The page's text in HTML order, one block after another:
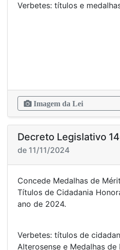
Verbetes: títulos
Imagem da Lei
Decreto Legislativo
de 11/11/2024
Concede Medalhas de
Títulos de Cidadania
ano de
Verbetes: títulos de
Alterosense e Medalhas